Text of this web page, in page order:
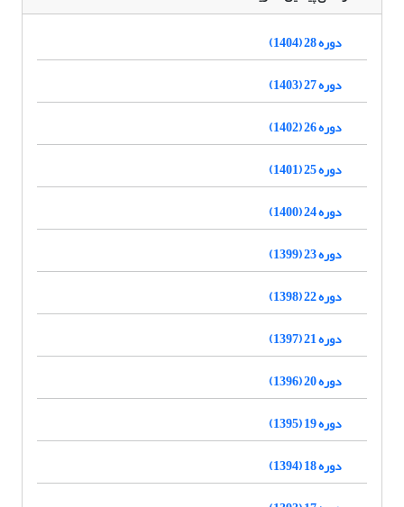
دوره 28 (1404)
دوره 27 (1403)
دوره 26 (1402)
دوره 25 (1401)
دوره 24 (1400)
دوره 23 (1399)
دوره 22 (1398)
دوره 21 (1397)
دوره 20 (1396)
دوره 19 (1395)
دوره 18 (1394)